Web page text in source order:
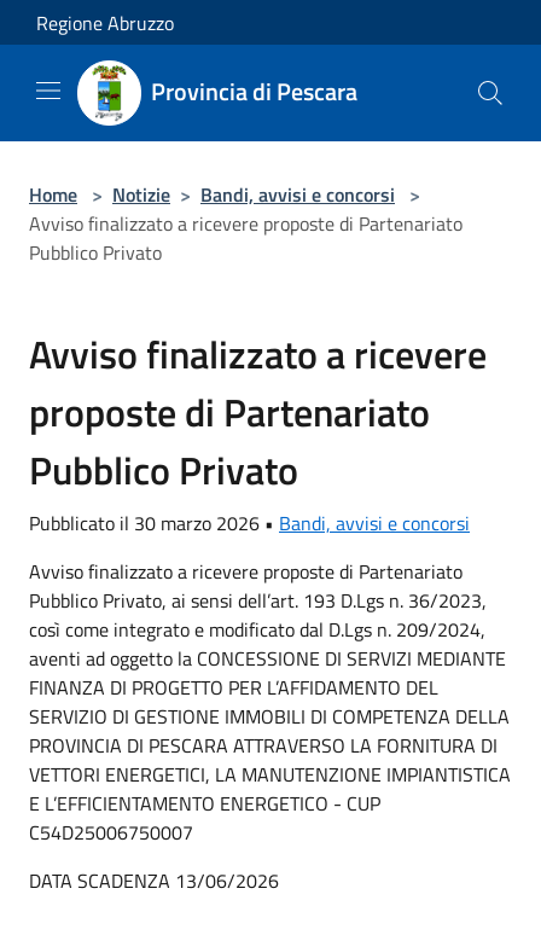
Salta al contenuto principale
Regione Abruzzo
Provincia di Pescara
Home > Notizie > Bandi, avvisi e concorsi >
Avviso finalizzato a ricevere proposte di Partenariato
Pubblico Privato
Avviso finalizzato a ricevere
proposte di Partenariato
Pubblico Privato
Pubblicato il 30 marzo 2026 • Bandi, avvisi e concorsi
Avviso finalizzato a ricevere proposte di Partenariato
Pubblico Privato, ai sensi dell’art. 193 D.Lgs n. 36/2023,
così come integrato e modificato dal D.Lgs n. 209/2024,
aventi ad oggetto la CONCESSIONE DI SERVIZI MEDIANTE
FINANZA DI PROGETTO PER L’AFFIDAMENTO DEL
SERVIZIO DI GESTIONE IMMOBILI DI COMPETENZA DELLA
PROVINCIA DI PESCARA ATTRAVERSO LA FORNITURA DI
VETTORI ENERGETICI, LA MANUTENZIONE IMPIANTISTICA
E L’EFFICIENTAMENTO ENERGETICO - CUP
C54D25006750007
DATA SCADENZA 13/06/2026